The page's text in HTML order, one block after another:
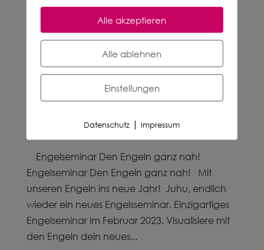
Den Engel ganz nah?
Engelseminar Den Engeln ganz nah!
Engelseminar Den Engeln ganz nah! Mit
unseren Engeln ins neue Jahr! Juhu, endlich
wieder ein neues Engelsseminar. Einzigartiges
Engelseminar im Februar 2023. Visualisiere mit
den Engeln dein neues...
Alle akzeptieren
Alle ablehnen
Einstellungen
Datenschutz | Impressum